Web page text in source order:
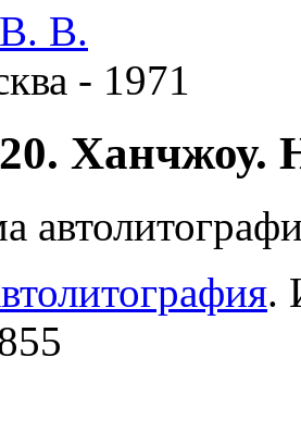
В.
- 1971
Ханчжоу.
.